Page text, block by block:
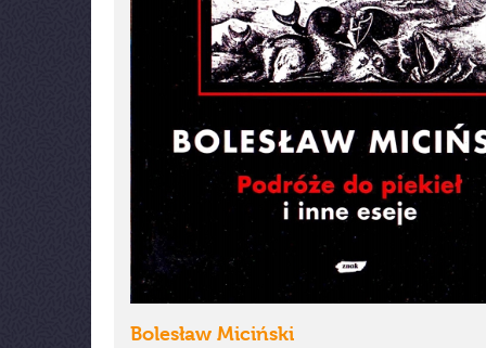
Bolesław Miciński